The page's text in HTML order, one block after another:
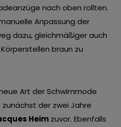
nach oben rollten.
Anpassung der
dazu, gleichmäßiger auch
braun zu
Art der Schwimmode
der zwei Jahre
Heim zuvor. Ebenfalls